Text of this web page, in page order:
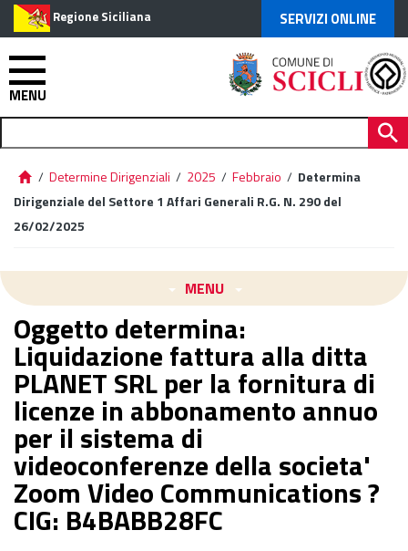
Regione Siciliana SERVIZI ONLINE
MENU
/ Determine Dirigenziali / 2025 / Febbraio / Determina
Dirigenziale del Settore 1 Affari Generali R.G. N. 290 del
26/02/2025
MENU
Oggetto determina:
Liquidazione fattura alla ditta
PLANET SRL per la fornitura di
licenze in abbonamento annuo
per il sistema di
videoconferenze della societa'
Zoom Video Communications ?
CIG: B4BABB28FC